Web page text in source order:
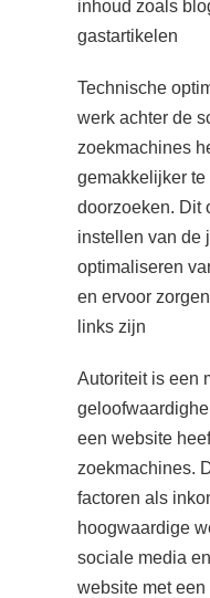
inhoud zoals
gastartikelen
Technische
werk achter de
zoekmachines
gemakkelijker
doorzoeken. Dit
instellen van de
optimaliseren
en ervoor
links zijn
Autoriteit is een
een website
zoekmachines.
factoren als
hoogwaardige
sociale media
website met